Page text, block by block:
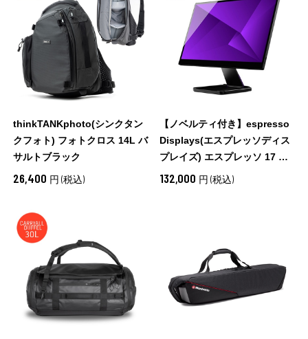
thinkTANKphoto(シンクタン
クフォト) フォトクロス 14L バ
サルトブラック
26,400 円 (税込)
【ノベルティ付き】espresso
Displays(エスプレッソディス
プレイズ) エスプレッソ 17 プ
ロ 900-00040
132,000 円 (税込)